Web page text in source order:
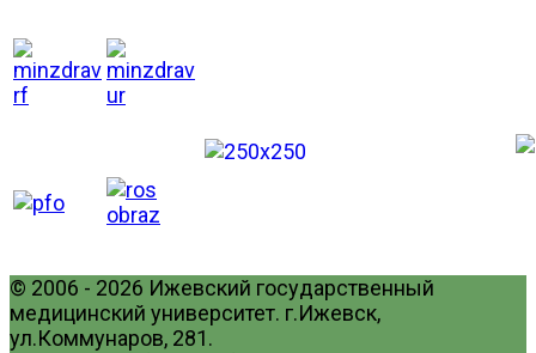
© 2006 - 2026 Ижевский государственный
медицинский университет. г.Ижевск,
ул.Коммунаров, 281.